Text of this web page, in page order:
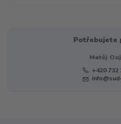
Potřebujete
Matěj
+420 732